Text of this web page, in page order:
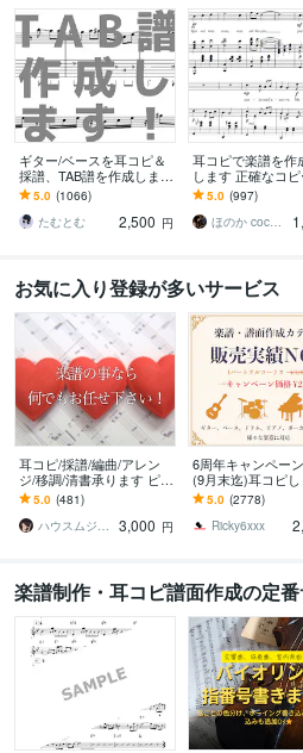
ギター/ベースを耳コピ＆
採譜、TAB譜を作成します
その曲、弾けるかも！個
人練習やコピバンにおす
すめです！
5.0 (1066)
たむとむ
2,500 円
耳コピで楽譜を作
します 正確なコピ
早い対応、難易度
ンジもOK！
5.0 (997)
ほのか coconala
お気に入り登録が多いサービス
耳コピ/採譜/編曲/アレン
ジ/移調/清書承ります ピア
ノ/歌伴奏/管弦/JAZZアド
リブ/コード譜/マスター譜
5.0 (481)
ハウスムジーク
3,000 円
6周年キャンペー
(9月末迄)耳コピし
B譜、ドラム譜可♪
トフルコーラス
5.0 (2778)
Ricky6xxx
楽譜制作・耳コピ譜面作成の定